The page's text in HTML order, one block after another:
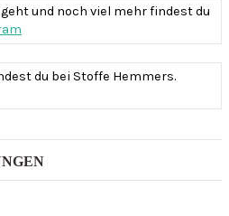
und noch viel mehr findest du
du bei Stoffe Hemmers.